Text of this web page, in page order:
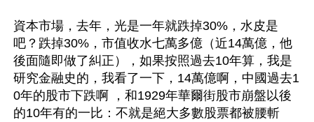
資本市場，去年，光是一年就跌掉30%，水皮是
吧？跌掉30%，市值收水七萬多億（近14萬億，他
後面隨即做了糾正），如果按照過去10年算，我是
研究金融史的，我看了一下，14萬億啊，中國過去1
0年的股市下跌啊 ，和1929年華爾街股市崩盤以後
的10年有的一比：不就是絕大多數股票都被腰斬